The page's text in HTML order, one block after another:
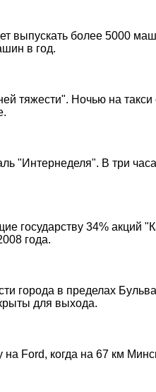
выпускать более 5000
в год.
тяжести". Ночью на такси
"Интернеделя". В три
государству 34% акций
года.
города в пределах
для выхода.
Ford, когда на 67 км